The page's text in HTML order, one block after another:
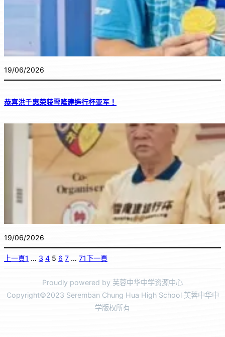
19/06/2026
恭喜洪千惠荣获雪隆建造行杯亚军！
19/06/2026
上一頁1 … 3 4 5 6 7 … 71下一頁
Proudly powered by 芙蓉中华中学资源中心
Copyright©2023 Seremban Chung Hua High School 芙蓉中华中
学版权所有